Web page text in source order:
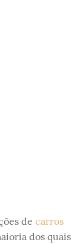
de carros
dos quais